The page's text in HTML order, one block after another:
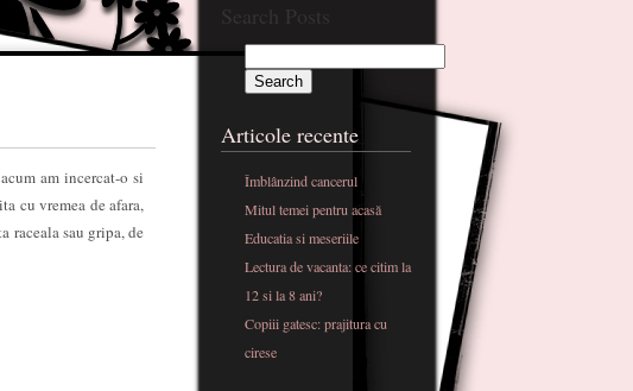
am incercat-o si
cu vremea de afara,
raceala sau gripa, de
Search Posts
Articole recente
Îmblânzind cancerul
Mitul temei pentru acasă
Educatia si meseriile
Lectura de vacanta: ce citim la
12 si la 8 ani?
Copiii gatesc: prajitura cu
cirese